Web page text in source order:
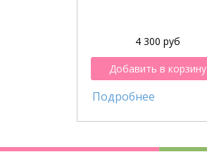
4 300 руб
Добавить в корзину
Подробнее